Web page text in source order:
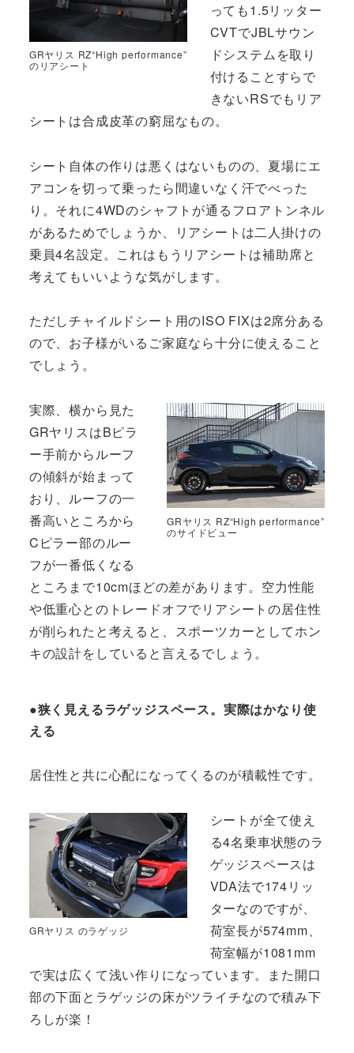
GRヤリス RZ“High performance”
のリアシート
っても1.5リッター
CVTでJBLサウン
ドシステムを取り
付けることすらで
きないRSでもリア
シートは合成皮革の窮屈なもの。
シート自体の作りは悪くはないものの、夏場にエ
アコンを切って乗ったら間違いなく汗でべった
り。それに4WDのシャフトが通るフロアトンネル
があるためでしょうか、リアシートは二人掛けの
乗員4名設定。これはもうリアシートは補助席と
考えてもいいような気がします。
ただしチャイルドシート用のISO FIXは2席分ある
ので、お子様がいるご家庭なら十分に使えること
でしょう。
GRヤリス RZ“High performance”
のサイドビュー
実際、横から見た
GRヤリスはBピラ
ー手前からルーフ
の傾斜が始まって
おり、ルーフの一
番高いところから
Cピラー部のルー
フが一番低くなる
ところまで10cmほどの差があります。空力性能
や低重心とのトレードオフでリアシートの居住性
が削られたと考えると、スポーツカーとしてホン
キの設計をしていると言えるでしょう。
●狭く見えるラゲッジスペース。実際はかなり使
える
居住性と共に心配になってくるのが積載性です。
GRヤリス のラゲッジ
シートが全て使え
る4名乗車状態のラ
ゲッジスペースは
VDA法で174リッ
ターなのですが、
荷室長が574mm、
荷室幅が1081mm
で実は広くて浅い作りになっています。また開口
部の下面とラゲッジの床がツライチなので積み下
ろしが楽！